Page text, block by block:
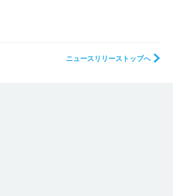
ニュースリリーストップへ